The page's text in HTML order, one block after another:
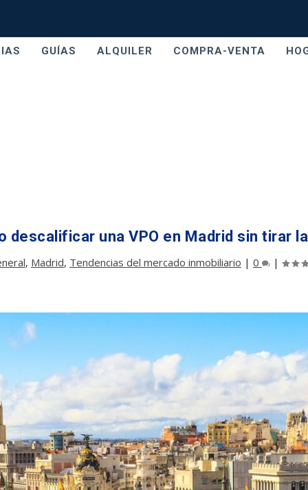
GUÍAS ALQUILER COMPRA-VENTA
descalificar una VPO en Madrid sin tirar
, Madrid, Tendencias del mercado inmobiliario | 0 |